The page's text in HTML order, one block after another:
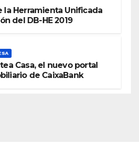
la Herramienta Unificada
del DB-HE 2019
Casa, el nuevo portal
de CaixaBank